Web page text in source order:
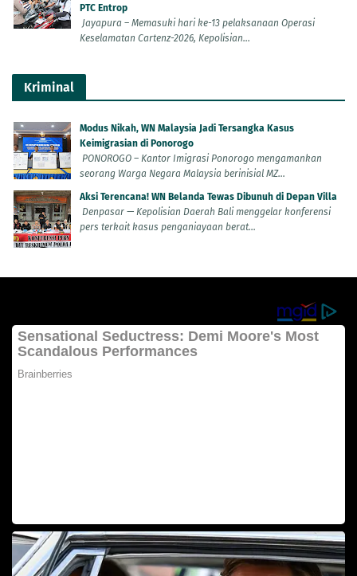
PTC Entrop
Jayapura – Memasuki hari ke-13 pelaksanaan Operasi
Keselamatan Cartenz-2026, Kepolisian...
Kriminal
Modus Nikah, WN Malaysia Jadi Tersangka Kasus
Keimigrasian di Ponorogo
PONOROGO – Kantor Imigrasi Ponorogo mengamankan
seorang Warga Negara Malaysia berinisial MZ...
Aksi Terencana! WN Belanda Tewas Dibunuh di Depan Villa
Denpasar — Kepolisian Daerah Bali menggelar konferensi
pers terkait kasus penganiayaan berat...